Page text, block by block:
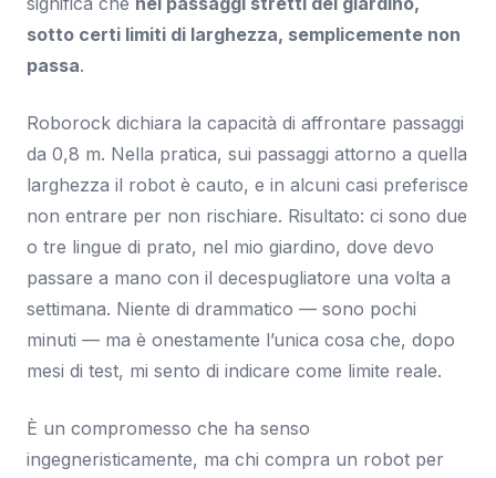
sotto certi limiti di larghezza, semplicemente non
passa.
Roborock dichiara la capacità di affrontare passaggi
da 0,8 m. Nella pratica, sui passaggi attorno a quella
larghezza il robot è cauto, e in alcuni casi preferisce
non entrare per non rischiare. Risultato: ci sono due
o tre lingue di prato, nel mio giardino, dove devo
passare a mano con il decespugliatore una volta a
settimana. Niente di drammatico — sono pochi
minuti — ma è onestamente l’unica cosa che, dopo
mesi di test, mi sento di indicare come limite reale.
È un compromesso che ha senso
ingegneristicamente, ma chi compra un robot per